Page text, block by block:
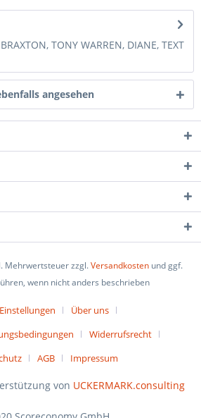
TONY WARREN, DIANE, TEXT
angesehen
Mehrwertsteuer zzgl.Versandkosten und ggf.
wenn nicht anders beschrieben
Über uns
Widerrufsrecht
AGB Impressum
von UCKERMARK.consulting